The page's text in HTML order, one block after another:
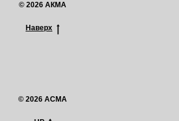
© 2026 АКМА
Наверх
© 2026 ACMA